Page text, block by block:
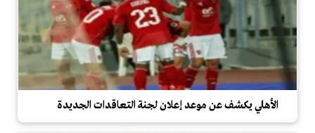
الأهلي يكشف عن موعد إعلان لجنة التعاقدات الجديدة